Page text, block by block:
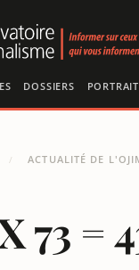
DOSSIERS
/ ACTUALITÉ DE
73 =
cookies